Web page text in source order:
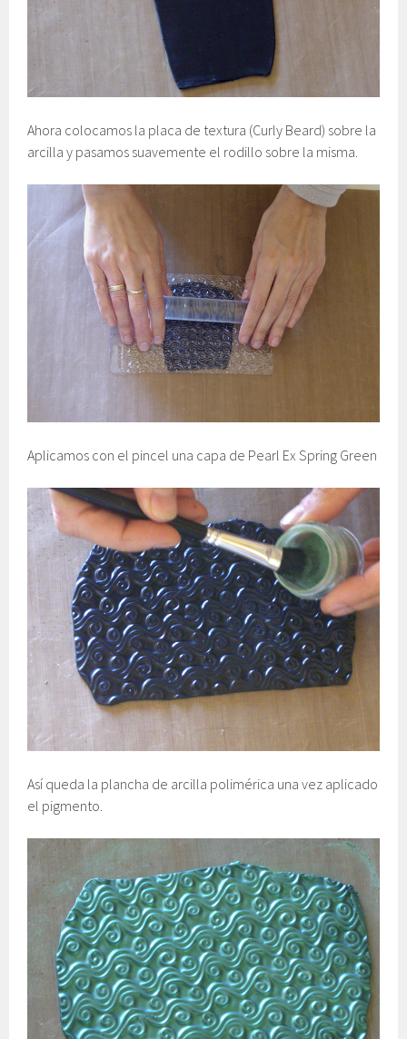
Ahora colocamos la placa de textura (Curly Beard) sobre la
arcilla y pasamos suavemente el rodillo sobre la misma.
Aplicamos con el pincel una capa de Pearl Ex Spring Green
Así queda la plancha de arcilla polimérica una vez aplicado
el pigmento.